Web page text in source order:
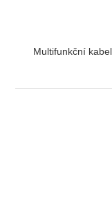
Multifunkční